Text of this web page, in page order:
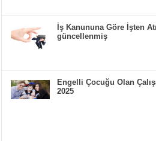
İş Kanununa Göre İşten
güncellenmiş
Engelli Çocuğu Olan
2025